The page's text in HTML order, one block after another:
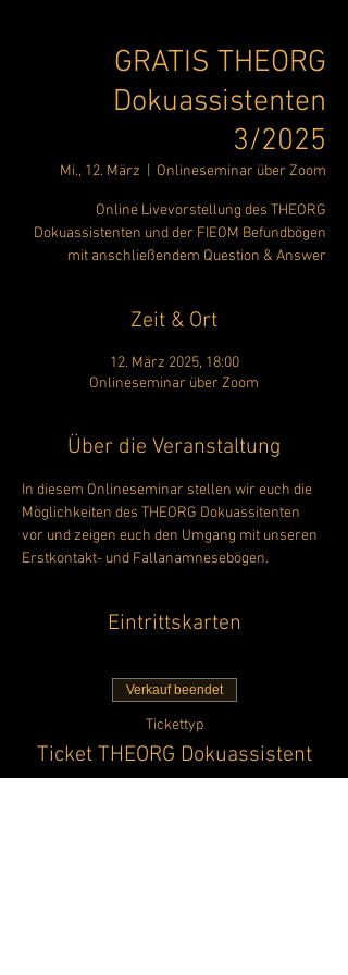
GRATIS THEORG
Dokuassistenten
3/2025
Mi., 12. März Onlineseminar über Zoom
Online Livevorstellung des THEORG
Dokuassistenten und der FIEOM Befundbögen
mit anschließendem Question & Answer
Zeit & Ort
12. März 2025, 18:00
Onlineseminar über Zoom
Über die Veranstaltung
In diesem Onlineseminar stellen wir euch die
Möglichkeiten des THEORG Dokuassitenten
vor und zeigen euch den Umgang mit unseren
Erstkontakt- und Fallanamnesebögen.
Eintrittskarten
Verkauf beendet
Tickettyp
Ticket THEORG Dokuassistent